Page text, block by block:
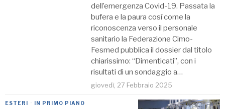
dell’emergenza Covid-19. Passata la
bufera e la paura così come la
riconoscenza verso il personale
sanitario la Federazione Cimo-
Fesmed pubblica il dossier dal titolo
chiarissimo: “Dimenticati”, con i
risultati di un sondaggio a…
giovedì, 27 Febbraio 2025
ESTERI · IN PRIMO PIANO